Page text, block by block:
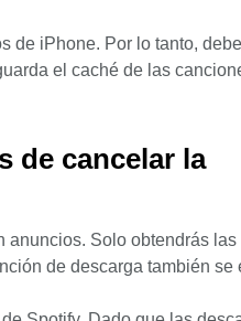
de iPhone. Por lo tanto,
el caché de las
de cancelar la
anuncios. Solo obtendrás las
de descarga también se